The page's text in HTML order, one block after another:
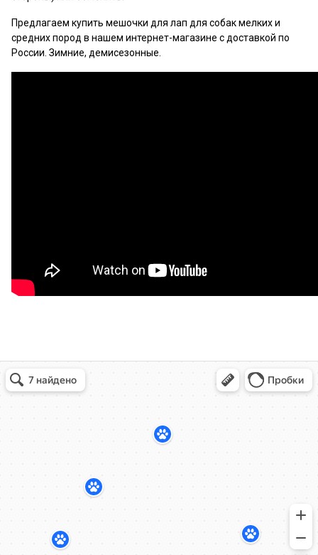
Предлагаем купить мешочки для лап для собак мелких и
средних пород в нашем интернет-магазине с доставкой по
России. Зимние, демисезонные.